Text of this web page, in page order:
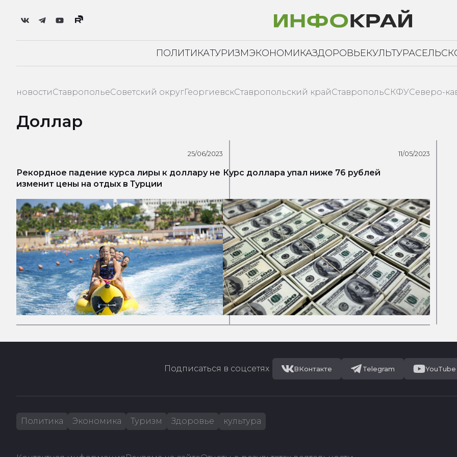
ПОЛИТИКАТУРИЗМЭКОНОМИКАЗДОРОВЬЕКУЛЬТУРА
новостиСтавропольеСоветский округГеоргиевскСтавропольский крайСтавропольСКФУСеверо-
Доллар
25/06/2023
Рекордное падение курса лиры к доллару не
изменит цены на отдых в Турции
11/05/2023
Курс доллара упал ниже 76 рублей
Подписаться в соцсетях ВКонтакте Telegram YouTube
Политика Экономика Туризм Здоровье культура